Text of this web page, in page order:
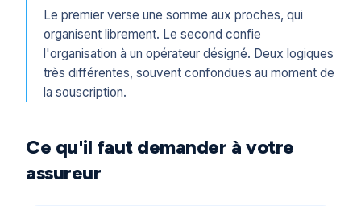
Le premier verse une somme aux proches, qui
organisent librement. Le second confie
l'organisation à un opérateur désigné. Deux logiques
très différentes, souvent confondues au moment de
la souscription.
Ce qu'il faut demander à votre
assureur